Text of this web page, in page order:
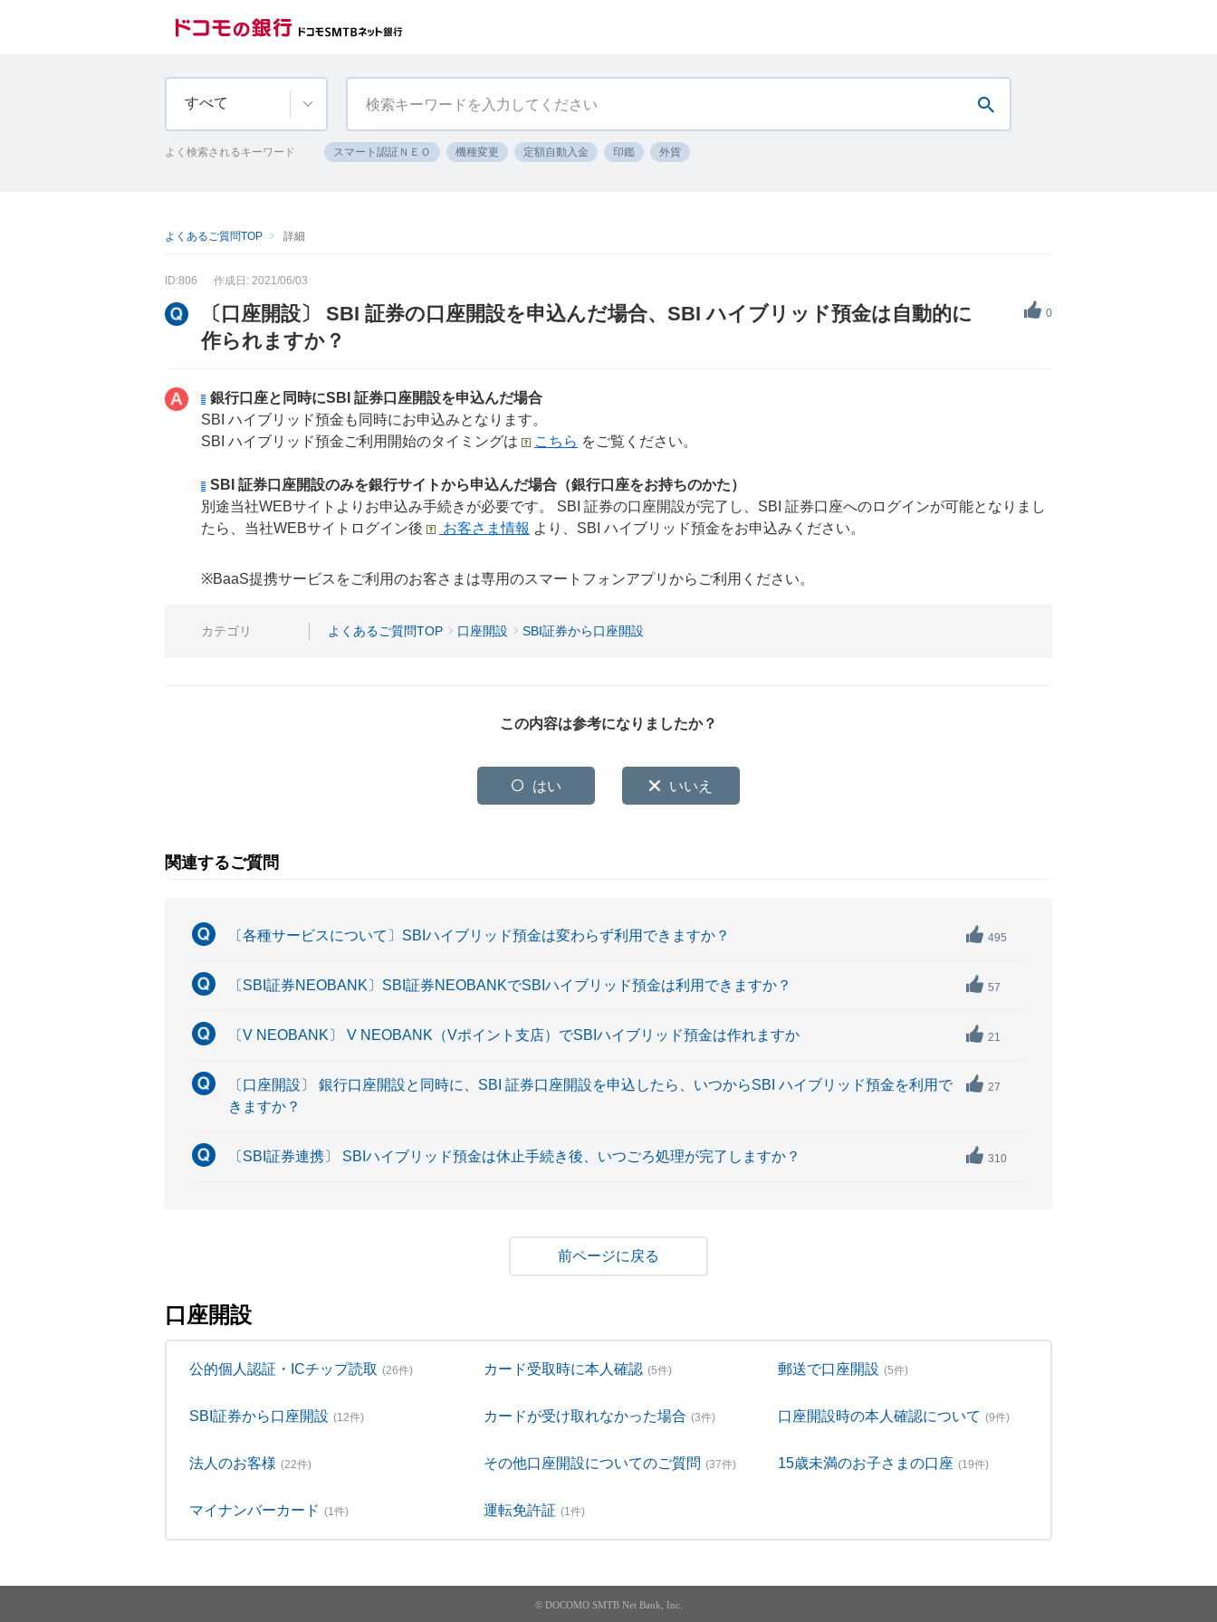
すべて
よく検索されるキーワード スマート認証ＮＥＯ 機種変更 定額自動入金 印鑑 外貨
よくあるご質問TOP 詳細
ID:806 作成日: 2021/06/03
0
〔口座開設〕 SBI 証券の口座開設を申込んだ場合、SBI ハイブリッド預金は自動的に
作られますか？
銀行口座と同時にSBI 証券口座開設を申込んだ場合
SBI ハイブリッド預金も同時にお申込みとなります。
SBI ハイブリッド預金ご利用開始のタイミングは
こちら をご覧ください。
SBI 証券口座開設のみを銀行サイトから申込んだ場合（銀行口座をお持ちのかた）
別途当社WEBサイトよりお申込み手続きが必要です。 SBI 証券の口座開設が完了し、SBI 証券口座へのログインが可能となりまし
たら、当社WEBサイトログイン後
お客さま情報 より、SBI ハイブリッド預金をお申込みください。
※BaaS提携サービスをご利用のお客さまは専用のスマートフォンアプリからご利用ください。
カテゴリ よくあるご質問TOP 口座開設 SBI証券から口座開設
この内容は参考になりましたか？
はい いいえ
関連するご質問
〔各種サービスについて〕SBIハイブリッド預金は変わらず利用できますか？ 495
〔SBI証券NEOBANK〕SBI証券NEOBANKでSBIハイブリッド預金は利用できますか？ 57
〔V NEOBANK〕 V NEOBANK（Vポイント支店）でSBIハイブリッド預金は作れますか 21
〔口座開設〕 銀行口座開設と同時に、SBI 証券口座開設を申込したら、いつからSBI ハイブリッド預金を利用で
きますか？
27
〔SBI証券連携〕 SBIハイブリッド預金は休止手続き後、いつごろ処理が完了しますか？ 310
戻る
口座開設
公的個人認証・ICチップ読取 (26件) カード受取時に本人確認 (5件) 郵送で口座開設 (5件)
SBI証券から口座開設 (12件) カードが受け取れなかった場合 (3件) 口座開設時の本人確認について (9件)
法人のお客様 (22件) その他口座開設についてのご質問 (37件) 15歳未満のお子さまの口座 (19件)
マイナンバーカード (1件) 運転免許証 (1件)
© DOCOMO SMTB Net Bank, Inc.